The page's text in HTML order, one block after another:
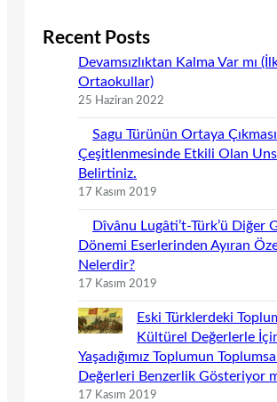
Recent Posts
Devamsızlıktan Kalma Var mı
Ortaokullar)
25 Haziran 2022
Sagu Türünün Ortaya
Çeşitlenmesinde Etkili Olan
Belirtiniz.
17 Kasım 2019
Dîvânu Lugâti’t-Türk’ü Diğer
Dönemi Eserlerinden Ayıran
Nelerdir?
17 Kasım 2019
Eski Türklerdeki
Kültürel Değerlerle
Yaşadığımız Toplumun
Değerleri Benzerlik Gösteriyor
17 Kasım 2019